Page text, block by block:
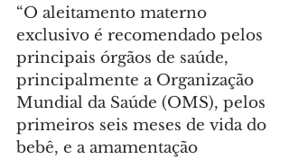
“O aleitamento materno
exclusivo é recomendado pelos
principais órgãos de saúde,
principalmente a Organização
Mundial da Saúde (OMS), pelos
primeiros seis meses de vida do
bebê, e a amamentação